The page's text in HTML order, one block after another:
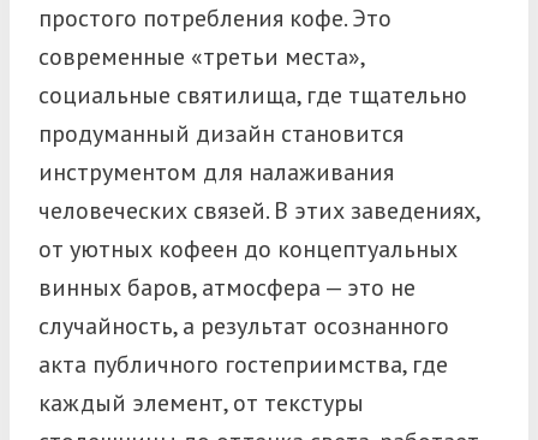
простого потребления кофе. Это
современные «третьи места»,
социальные святилища, где тщательно
продуманный дизайн становится
инструментом для налаживания
человеческих связей.В этих заведениях,
от уютных кофеен до концептуальных
винных баров, атмосфера — это не
случайность, а результат осознанного
акта публичного гостеприимства, где
каждый элемент, от текстуры